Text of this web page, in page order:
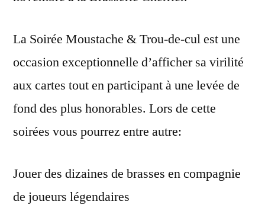
La Soirée Moustache & Trou-de-cul est une
occasion exceptionnelle d’afficher sa virilité
aux cartes tout en participant à une levée de
fond des plus honorables. Lors de cette
soirées vous pourrez entre autre:
Jouer des dizaines de brasses en compagnie
de joueurs légendaires